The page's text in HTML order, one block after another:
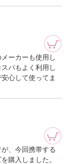
ーカーも使用し
パもよく利用し
心して使ってま
、今回携帯する
購入しました。